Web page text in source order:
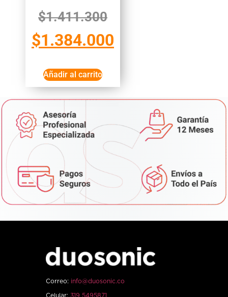
$1.411.300
$1.384.000
Añadir al carrito
Correo: info@duosonic.co
Celular: 319 5495871